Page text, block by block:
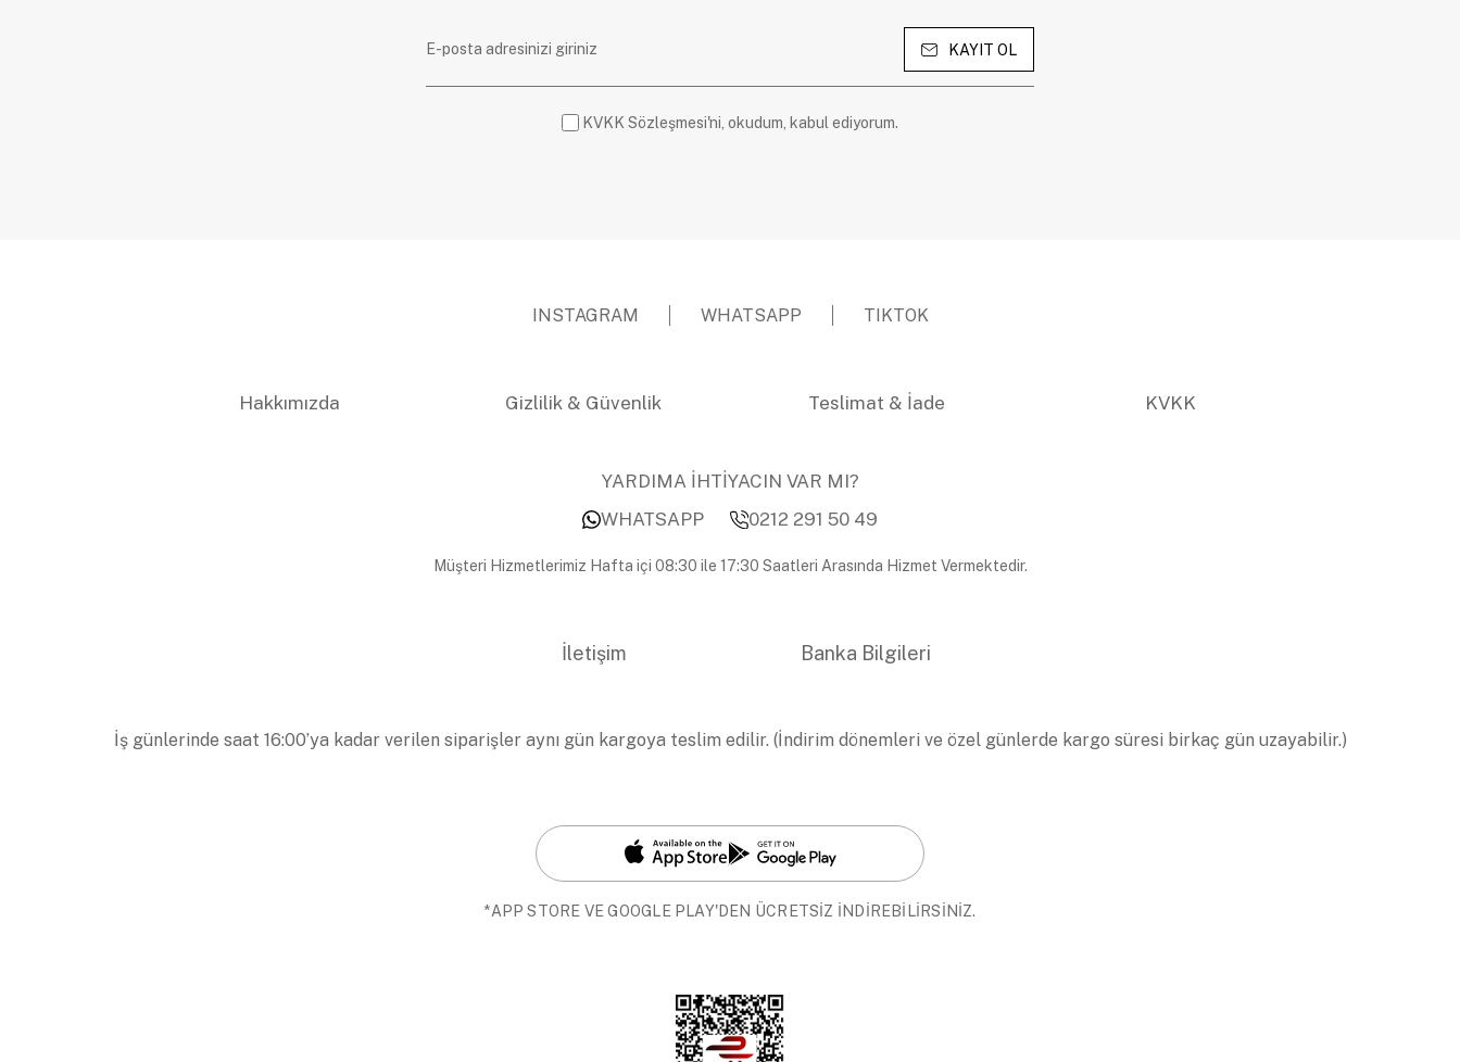
KAYIT OL
KVKK Sözleşmesi'ni, okudum, kabul ediyorum.
INSTAGRAM WHATSAPP TIKTOK
Hakkımızda Gizlilik & Güvenlik Teslimat & İade KVKK
YARDIMA İHTİYACIN VAR MI?
WHATSAPP
0212 291 50 49
Müşteri Hizmetlerimiz Hafta içi 08:30 ile 17:30 Saatleri Arasında Hizmet Vermektedir.
İletişim Banka Bilgileri
İş günlerinde saat 16:00’ya kadar verilen siparişler aynı gün kargoya teslim edilir. (İndirim dönemleri ve özel günlerde kargo süresi birkaç gün uzayabilir.)
*APP STORE VE GOOGLE PLAY'DEN ÜCRETSİZ İNDİREBİLİRSİNİZ.